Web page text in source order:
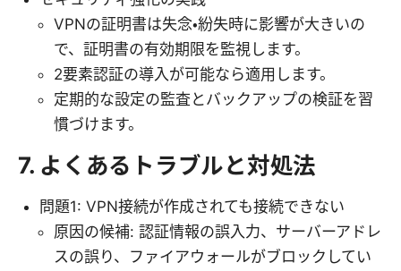
VPNの証明書は失念・紛失時に影響が大きいの
で、証明書の有効期限を監視します。
2要素認証の導入が可能なら適用します。
定期的な設定の監査とバックアップの検証を習
慣づけます。
7. よくあるトラブルと対処法
問題1: VPN接続が作成されても接続できない
原因の候補: 認証情報の誤入力、サーバーアドレ
スの誤り、ファイアウォールがブロックしてい